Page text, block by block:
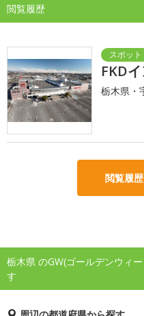
閲覧履歴
FKD
栃木県・
閲覧履
栃木県 のGW(ゴールデンウィ
す